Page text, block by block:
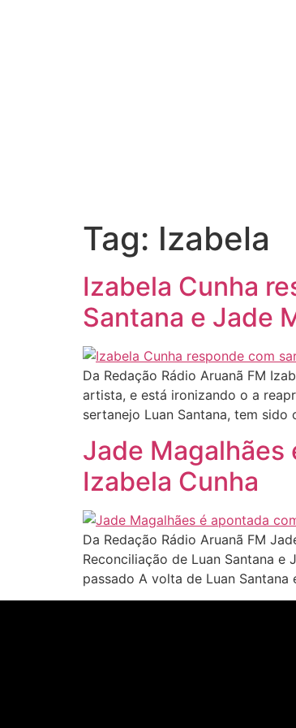
Tag: Izabela
Izabela Cunha
Santana e Jade
Da Redação Rádio Aruanã FM
artista, e está ironizando o a
sertanejo Luan Santana, tem
Jade Magalhães
Izabela Cunha
Da Redação Rádio Aruanã FM
Reconciliação de Luan Santana
passado A volta de Luan